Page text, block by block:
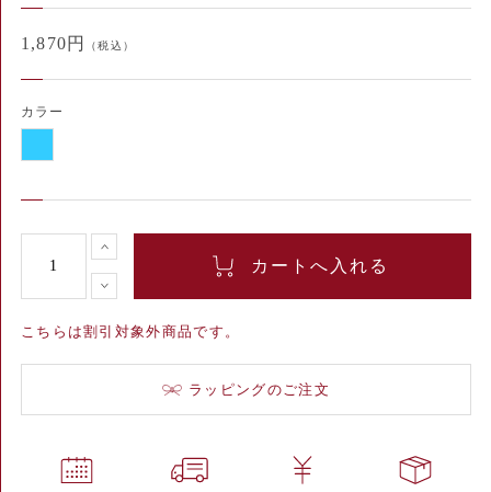
1,870円 （税込）
カラー
こちらは割引対象外商品です。
ラッピングのご注文